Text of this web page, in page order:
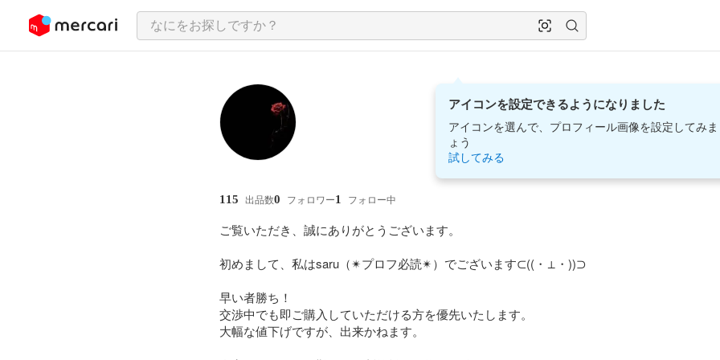
ツにスキップ
アイコンを設定できるようになりました
アイコンを選んで、プロフィール画像を設定してみ
ょう
試してみる
115 出品数0 フォロワー1 フォロー中
ご覧いただき、誠にありがとうございます。
初めまして、私はsaru（✴︎プロフ必読✴︎）でございます⊂((・⊥・))⊃
早い者勝ち！
交渉中でも即ご購入していただける方を優先いたします。
大幅な値下げですが、出来かねます。